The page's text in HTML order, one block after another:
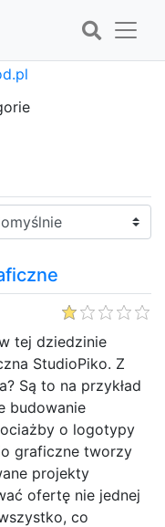
tej dziedzinie
StudioPiko. Z
Są to na przykład
budowanie
o logotypy
graficzne tworzy
projekty
ofertę nie jednej
co